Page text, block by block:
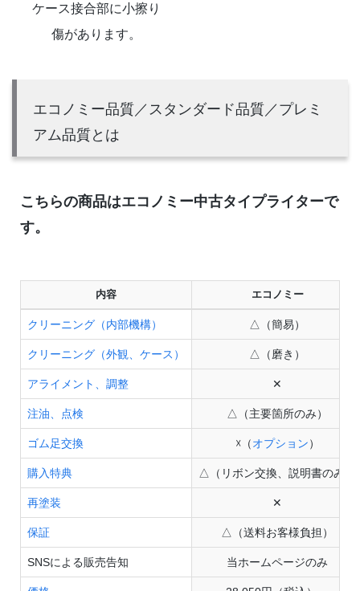
ケース接合部に小擦り
傷があります。
エコノミー品質／スタンダード品質／プレミ
アム品質とは
こちらの商品はエコノミー中古タイプライターで
す。
内容 エコノミー
クリーニング（内部機構） △（簡易）
クリーニング（外観、ケース） △（磨き）
アライメント、調整 ✕
注油、点検 △（主要箇所のみ）
ゴム足交換 ☓（オプション）
購入特典 △（リボン交換、説明書のみ）
再塗装 ✕
保証 △（送料お客様負担）
SNSによる販売告知 当ホームページのみ